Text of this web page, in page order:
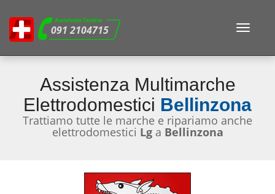
Assistenza Tecnica
091 2104715
Toggle
Assistenza Multimarche
Elettrodomestici Bellinzona
Trattiamo tutte le marche e ripariamo anche
elettrodomestici Lga Bellinzona